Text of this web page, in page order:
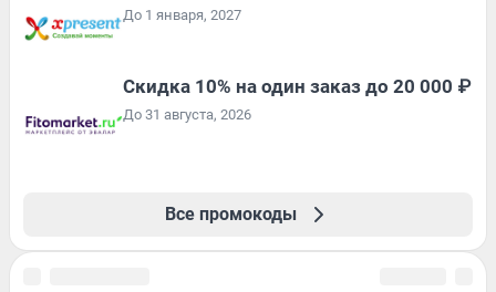
До 1 января, 2027
Скидка 10% на один заказ до 20 000 ₽
До 31 августа, 2026
Все промокоды